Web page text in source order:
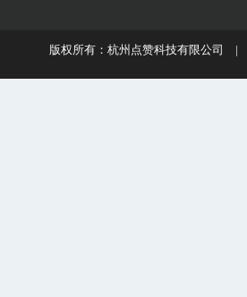
版权所有：杭州点赞科技有限公司